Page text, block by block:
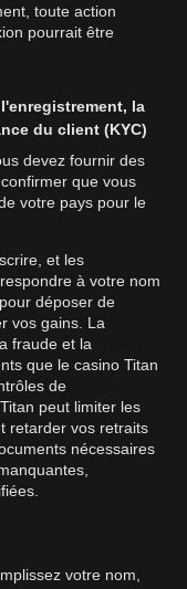
toute action
pourrait être
la
du client (KYC)
devez fournir des
que vous
votre pays pour le
et les
à votre nom
déposer de
vos gains. La
fraude et la
que le casino Titan
de
peut limiter les
retarder vos retraits
nécessaires
votre nom,